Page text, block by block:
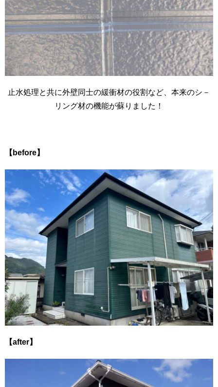
止水処理と共に外壁同士の緩衝材の役割など、本来のシ－
リング材の機能が蘇りました！
【before】
【after】